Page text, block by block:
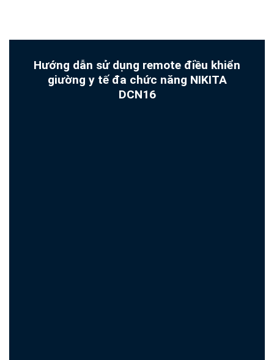
Hướng dẫn sử dụng remote điều khiển
giường y tế đa chức năng NIKITA
DCN16